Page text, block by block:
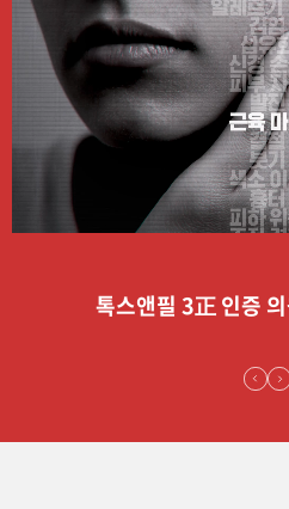
톡스앤필 3正 인증